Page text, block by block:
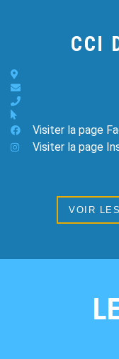
CCI
Visiter la page
Visiter la page
VOIR